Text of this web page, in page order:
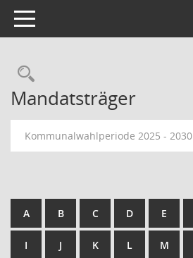
Toggle navigation
Rechercheauswahl
Mandatsträger
Kommunalwahlperiode 2025 - 2030
A B C D E
I J K L M